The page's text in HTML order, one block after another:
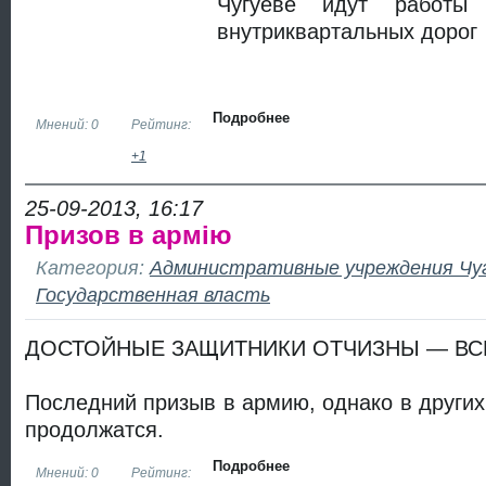
внутриквартальных дорог
Подробнее
Мнений: 0 Рейтинг:
+1
25-09-2013, 16:17
Призов в армію
Категория: Административные учреждения
Государственная власть
ДОСТОЙНЫЕ ЗАЩИТНИКИ ОТЧИЗНЫ —
Последний призыв в армию, однако в
продолжатся.
Подробнее
Мнений: 0 Рейтинг: